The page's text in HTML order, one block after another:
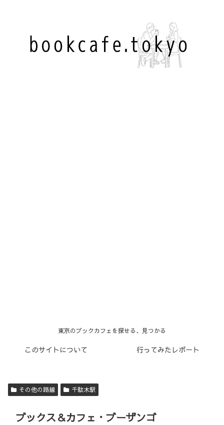
東京のブックカフェを探せる、見つかる
このサイトについて 行ってみたレポート
その他の路線 千駄木駅
ブックス＆カフェ・ブーザンゴ